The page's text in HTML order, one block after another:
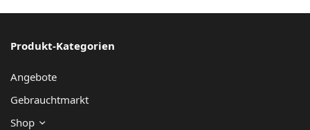
Produkt-Kategorien
Angebote
Gebrauchtmarkt
Shop